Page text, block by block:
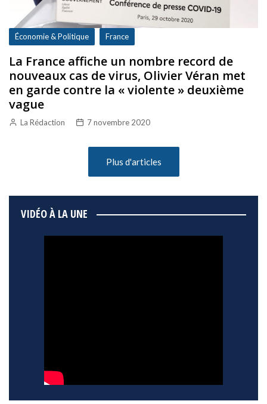
Économie & Politique France
La France affiche un nombre record de
nouveaux cas de virus, Olivier Véran met
en garde contre la « violente » deuxième
vague
La Rédaction 7 novembre 2020
Plus d'articles
VIDÉO À LA UNE